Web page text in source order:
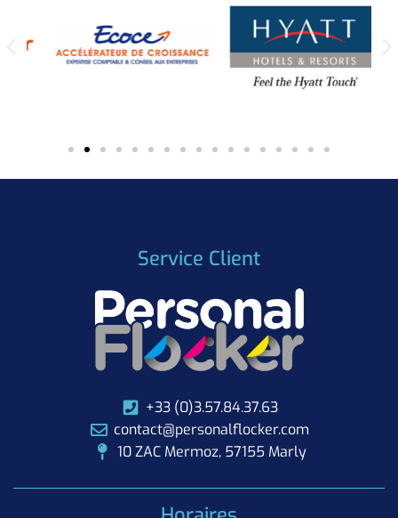
Service Client
+33 (0)3.57.84.37.63
contact@personalflocker.com
10 ZAC Mermoz, 57155 Marly